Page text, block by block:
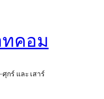
คอม
กร์ และ เสาร์